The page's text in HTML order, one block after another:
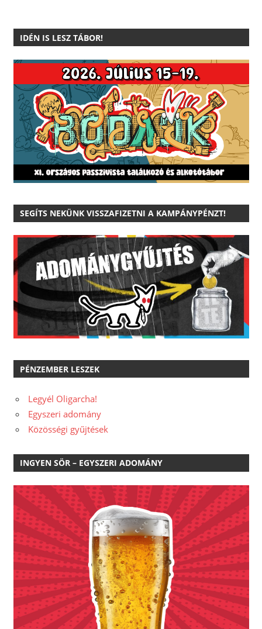
IDÉN IS LESZ TÁBOR!
SEGÍTS NEKÜNK VISSZAFIZETNI A KAMPÁNYPÉNZT!
PÉNZEMBER LESZEK
Legyél Oligarcha!
Egyszeri adomány
Közösségi gyűjtések
INGYEN SÖR – EGYSZERI ADOMÁNY